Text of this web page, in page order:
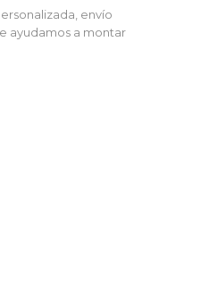
envío
ayudamos a montar